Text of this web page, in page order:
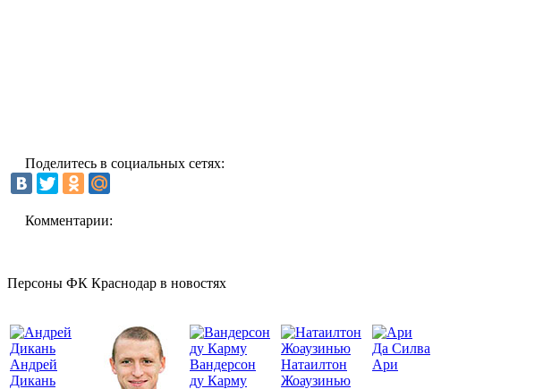
Поделитесь в социальных сетях:
Комментарии:
Персоны ФК Краснодар в новостях
Андрей
Дикань
Вандерсон
ду Карму
Натаилтон
Жоаузинью
Да Силва
Ари